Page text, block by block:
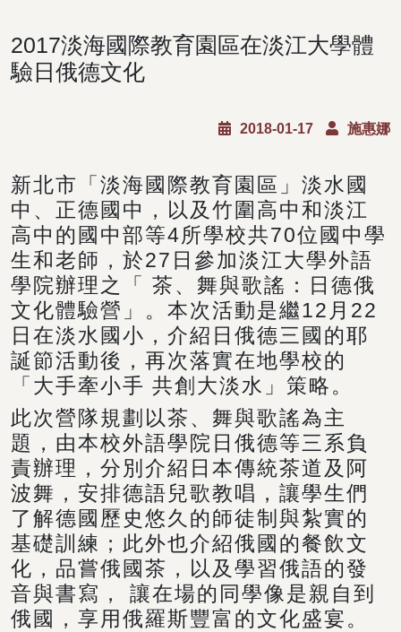
2017淡海國際教育園區在淡江大學體
驗日俄德文化
2018-01-17 施惠娜
新北市「淡海國際教育園區」淡水國
中、正德國中，以及竹圍高中和淡江
高中的國中部等4所學校共70位國中學
生和老師，於27日參加淡江大學外語
學院辦理之「 茶、舞與歌謠：日德俄
文化體驗營」。本次活動是繼12月22
日在淡水國小，介紹日俄德三國的耶
誕節活動後，再次落實在地學校的
「大手牽小手 共創大淡水」策略。
此次營隊規劃以茶、舞與歌謠為主
題，由本校外語學院日俄德等三系負
責辦理，分別介紹日本傳統茶道及阿
波舞，安排德語兒歌教唱，讓學生們
了解德國歷史悠久的師徒制與紮實的
基礎訓練；此外也介紹俄國的餐飲文
化，品嘗俄國茶，以及學習俄語的發
音與書寫， 讓在場的同學像是親自到
俄國，享用俄羅斯豐富的文化盛宴。